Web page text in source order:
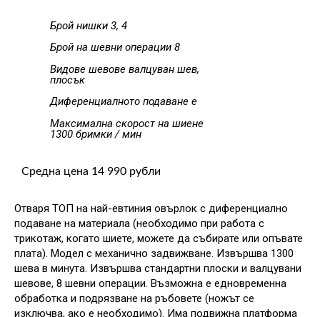
Брой нишки 3, 4
Брой на шевни операции 8
Видове шевове валцуван шев,
плосък
Диференциалното подаване е
Максимална скорост на шиене
1300 бримки / мин
Средна цена 14 990 рубли
Отваря ТОП на най-евтиния овърлок с диференциално
подаване на материала (необходимо при работа с
трикотаж, когато шиете, можете да събирате или опъвате
плата). Модел с механично задвижване. Извършва 1300
шева в минута. Извършва стандартни плоски и валцувани
шевове, 8 шевни операции. Възможна е едновременна
обработка и подрязване на ръбовете (ножът се
изключва, ако е необходимо). Има подвижна платформа